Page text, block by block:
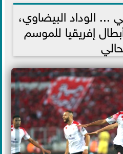
... الوداد البيضاوي،
إفريقيا للموسم